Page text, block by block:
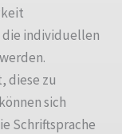
individuellen
diese zu
sich
Schriftsprache